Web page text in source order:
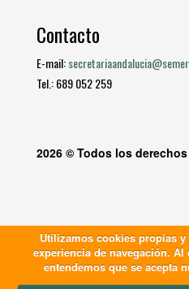
Contacto
E-mail:
Tel.: 689 052 259
2026 © Todos los
Utilizamos cookies propias
experiencia de navegación.
entendemos que se acepta